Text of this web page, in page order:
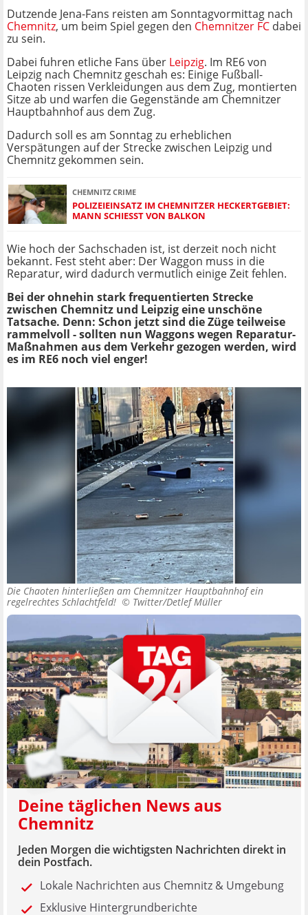
Dutzende Jena-Fans reisten am Sonntagvormittag nach
Chemnitz, um beim Spiel gegen den Chemnitzer FC dabei
zu sein.
Dabei fuhren etliche Fans über Leipzig. Im RE6 von
Leipzig nach Chemnitz geschah es: Einige Fußball-
Chaoten rissen Verkleidungen aus dem Zug, montierten
Sitze ab und warfen die Gegenstände am Chemnitzer
Hauptbahnhof aus dem Zug.
Dadurch soll es am Sonntag zu erheblichen
Verspätungen auf der Strecke zwischen Leipzig und
Chemnitz gekommen sein.
CHEMNITZ CRIME
POLIZEIEINSATZ IM CHEMNITZER HECKERTGEBIET:
MANN SCHIESST VON BALKON
Wie hoch der Sachschaden ist, ist derzeit noch nicht
bekannt. Fest steht aber: Der Waggon muss in die
Reparatur, wird dadurch vermutlich einige Zeit fehlen.
Bei der ohnehin stark frequentierten Strecke
zwischen Chemnitz und Leipzig eine unschöne
Tatsache. Denn: Schon jetzt sind die Züge teilweise
rammelvoll - sollten nun Waggons wegen Reparatur-
Maßnahmen aus dem Verkehr gezogen werden, wird
es im RE6 noch viel enger!
Die Chaoten hinterließen am Chemnitzer Hauptbahnhof ein
regelrechtes Schlachtfeld! © Twitter/Detlef Müller
Deine täglichen News aus
Chemnitz
Jeden Morgen die wichtigsten Nachrichten direkt in
dein Postfach.
Lokale Nachrichten aus Chemnitz & Umgebung
Exklusive Hintergrundberichte